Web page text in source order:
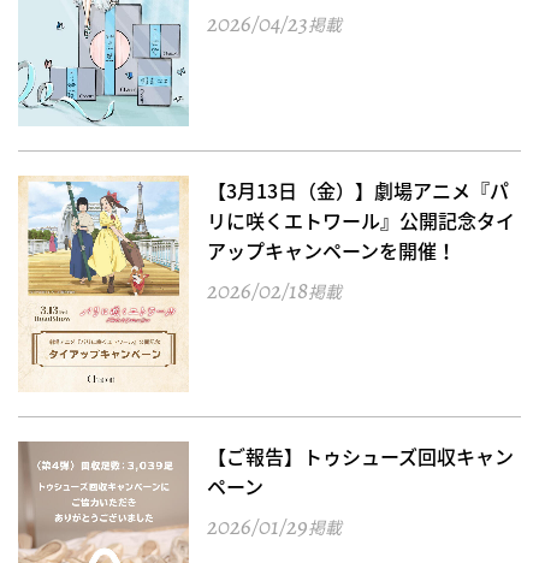
2026/04/23掲載
【3月13日（金）】劇場アニメ『パ
リに咲くエトワール』公開記念タイ
アップキャンペーンを開催！
2026/02/18掲載
【ご報告】トゥシューズ回収キャン
ペーン
2026/01/29掲載